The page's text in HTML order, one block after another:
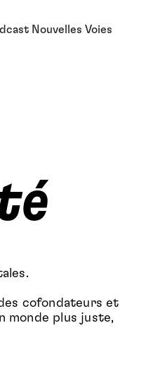
Nouvelles Voies
cofondateurs et
monde plus juste,